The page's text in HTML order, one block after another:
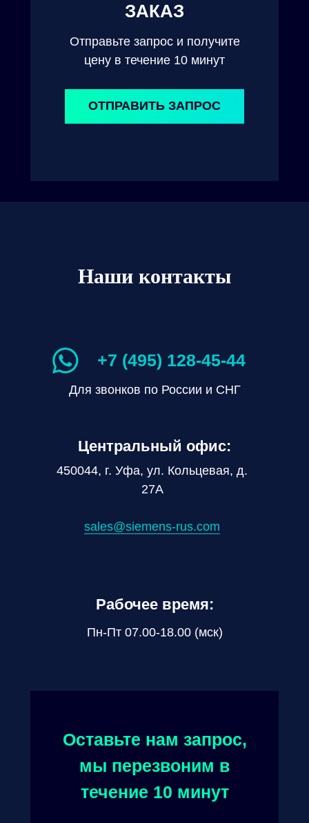
ОТПРАВИТЬ ЗАПРОС
ЗАКАЗ
Отправьте запрос и получите
цену в течение 10 минут
Наши контакты
Оставьте нам запрос,
мы перезвоним в
течение 10 минут
Для звонков по России и СНГ
+7 (495) 128-45-44
450044, г. Уфа, ул. Кольцевая, д.
27А
sales@siemens-rus.com
Центральный офис:
Пн-Пт 07.00-18.00 (мск)
Рабочее время: